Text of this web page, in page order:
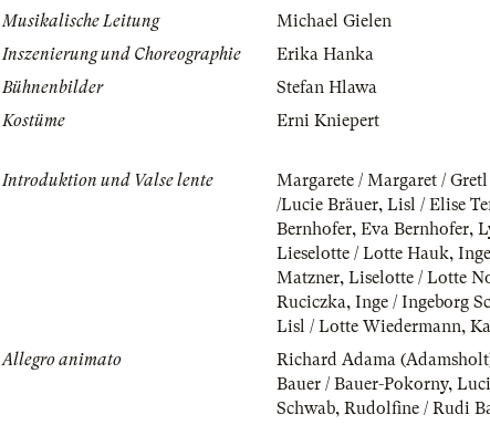
Musikalische Leitung
Michael Gielen
Inszenierung und Choreographie
Erika Hanka
Bühnenbilder
Stefan Hlawa
Kostüme
Erni Kniepert
Introduktion und Valse lente Margarete / Margaret /
/Lucie Bräuer, Lisl / Elise
Bernhofer, Eva Bernhofer,
Lieselotte / Lotte Hauk,
Matzner, Liselotte / Lotte
Ruciczka, Inge / Ingeborg
Lisl / Lotte Wiedermann,
Allegro animato
Richard Adama
Bauer / Bauer-Pokorny,
Schwab, Rudolfine / Rudi